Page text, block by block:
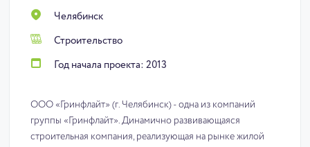
Челябинск
Строительство
Год начала проекта: 2013
ООО «Гринфлайт» (г. Челябинск) - одна из компаний
группы «Гринфлайт». Динамично развивающаяся
строительная компания, реализующая на рынке жилой